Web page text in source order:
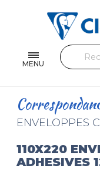
MENU
Feuilles & Copies
Beaux-arts & Dessin
Loisirs créatifs
Cuir & trousses
ENVELOPPES
110X220
ADHESIVES